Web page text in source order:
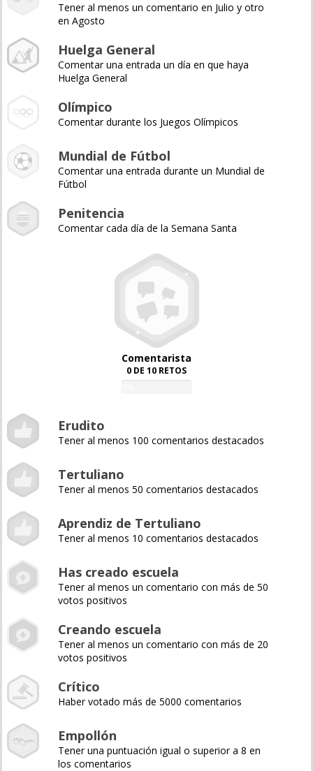
Tener al menos un comentario en Julio y otro
en Agosto
Huelga General
Comentar una entrada un día en que haya
Huelga General
Olímpico
Comentar durante los Juegos Olímpicos
Mundial de Fútbol
Comentar una entrada durante un Mundial de
Fútbol
Penitencia
Comentar cada día de la Semana Santa
Comentarista
0 DE 10 RETOS
Erudito
Tener al menos 100 comentarios destacados
Tertuliano
Tener al menos 50 comentarios destacados
Aprendiz de Tertuliano
Tener al menos 10 comentarios destacados
Has creado escuela
Tener al menos un comentario con más de 50
votos positivos
Creando escuela
Tener al menos un comentario con más de 20
votos positivos
Crítico
Haber votado más de 5000 comentarios
Empollón
Tener una puntuación igual o superior a 8 en
los comentarios